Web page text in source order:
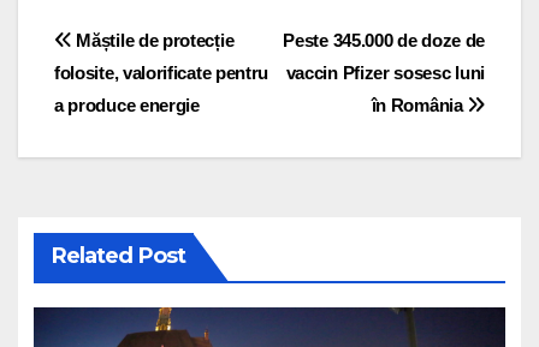
Post navigationPeste 345.000 de doze de
vaccin Pfizer sosesc luni
în România
Măștile de protecție
folosite, valorificate pentru
a produce energie
Related Post